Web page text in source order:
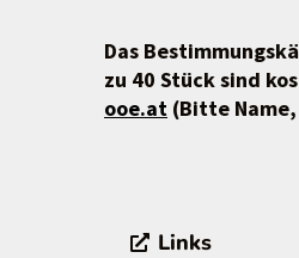
Das
zu 40 Stück sind
ooe.at (Bitte Name,
Links